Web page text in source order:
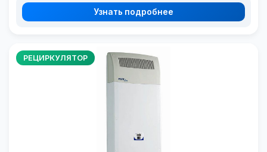
Узнать подробнее
РЕЦИРКУЛЯТОР